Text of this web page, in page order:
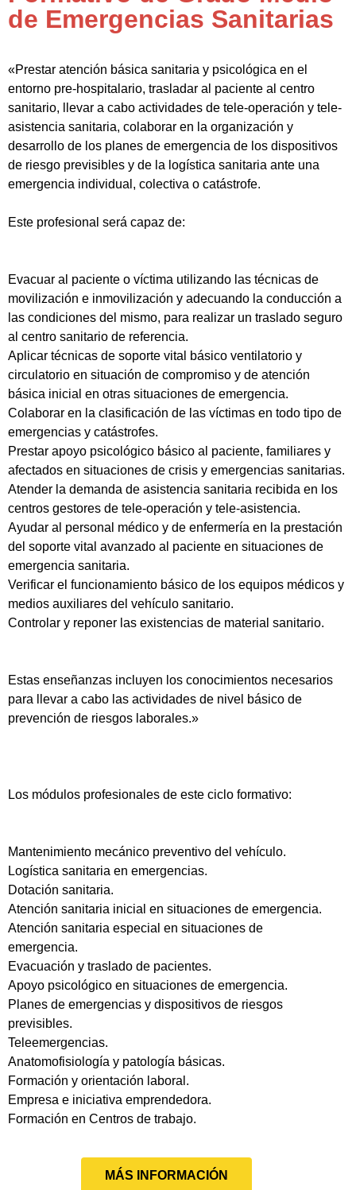
de Emergencias Sanitarias
«Prestar atención básica sanitaria y psicológica en el
entorno pre-hospitalario, trasladar al paciente al centro
sanitario, llevar a cabo actividades de tele-operación y tele-
asistencia sanitaria, colaborar en la organización y
desarrollo de los planes de emergencia de los dispositivos
de riesgo previsibles y de la logística sanitaria ante una
emergencia individual, colectiva o catástrofe.
Este profesional será capaz de:
Evacuar al paciente o víctima utilizando las técnicas de
movilización e inmovilización y adecuando la conducción a
las condiciones del mismo, para realizar un traslado seguro
al centro sanitario de referencia.
Aplicar técnicas de soporte vital básico ventilatorio y
circulatorio en situación de compromiso y de atención
básica inicial en otras situaciones de emergencia.
Colaborar en la clasificación de las víctimas en todo tipo de
emergencias y catástrofes.
Prestar apoyo psicológico básico al paciente, familiares y
afectados en situaciones de crisis y emergencias sanitarias.
Atender la demanda de asistencia sanitaria recibida en los
centros gestores de tele-operación y tele-asistencia.
Ayudar al personal médico y de enfermería en la prestación
del soporte vital avanzado al paciente en situaciones de
emergencia sanitaria.
Verificar el funcionamiento básico de los equipos médicos y
medios auxiliares del vehículo sanitario.
Controlar y reponer las existencias de material sanitario.
Estas enseñanzas incluyen los conocimientos necesarios
para llevar a cabo las actividades de nivel básico de
prevención de riesgos laborales.»
Los módulos profesionales de este ciclo formativo:
Mantenimiento mecánico preventivo del vehículo.
Logística sanitaria en emergencias.
Dotación sanitaria.
Atención sanitaria inicial en situaciones de emergencia.
Atención sanitaria especial en situaciones de
emergencia.
Evacuación y traslado de pacientes.
Apoyo psicológico en situaciones de emergencia.
Planes de emergencias y dispositivos de riesgos
previsibles.
Teleemergencias.
Anatomofisiología y patología básicas.
Formación y orientación laboral.
Empresa e iniciativa emprendedora.
Formación en Centros de trabajo.
MÁS INFORMACIÓN